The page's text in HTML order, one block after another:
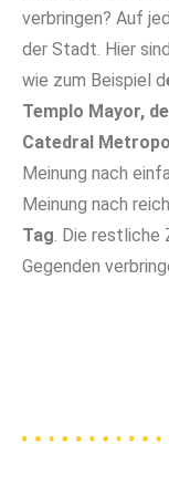
verbringen? Auf
der Stadt. Hier
wie zum Beispiel d
Templo Mayor,
Catedral
Meinung nach
Meinung nach
Tag. Die restliche
Gegenden